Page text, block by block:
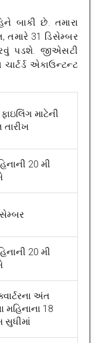
બાકી છે. તમારા
તમારે 31 ડિસેમ્બર
પડશે. જીએસટી
ચાર્ટર્ડ એકાઉન્ટન્ટ
ફાઇલિંગ માટેની
તારીખ
20 મી
20 મી
અંત
મહિનાના 18
સુધીમાં